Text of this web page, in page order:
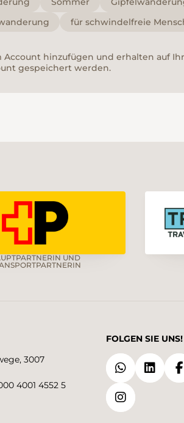
für schwindelfreie
Account hinzufügen und erhalten auf
gespeichert werden.
UND
3007
4001 4552 5
FOLGEN SIE UNS!